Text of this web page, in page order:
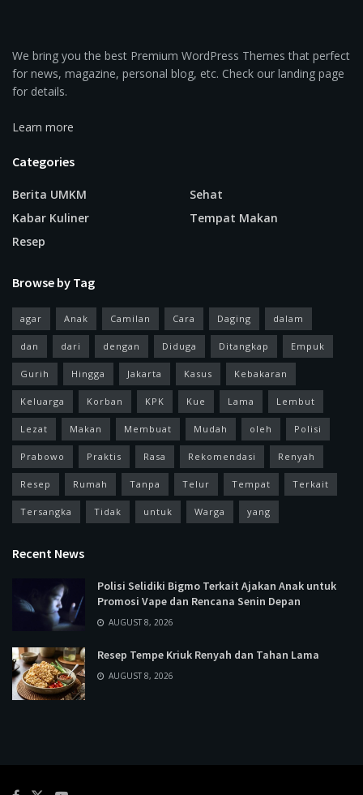
We bring you the best Premium WordPress Themes that perfect
for news, magazine, personal blog, etc. Check our landing page
for details.
Learn more
Categories
Berita UMKM
Kabar Kuliner
Resep
Sehat
Tempat Makan
Browse by Tag
agar Anak Camilan Cara Daging dalam
dan dari dengan Diduga Ditangkap Empuk
Gurih Hingga Jakarta Kasus Kebakaran
Keluarga Korban KPK Kue Lama Lembut
Lezat Makan Membuat Mudah oleh Polisi
Prabowo Praktis Rasa Rekomendasi Renyah
Resep Rumah Tanpa Telur Tempat Terkait
Tersangka Tidak untuk Warga yang
Recent News
Polisi Selidiki Bigmo Terkait Ajakan Anak untuk
Promosi Vape dan Rencana Senin Depan
AUGUST 8, 2026
Resep Tempe Kriuk Renyah dan Tahan Lama
AUGUST 8, 2026